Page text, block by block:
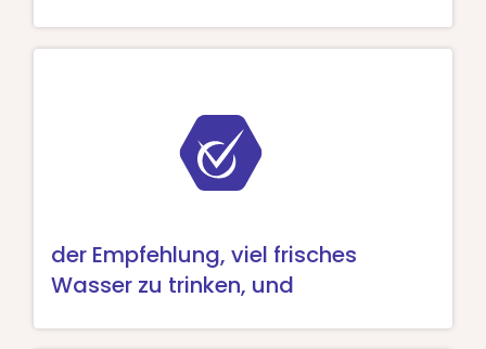
der Empfehlung, viel frisches
Wasser zu trinken, und